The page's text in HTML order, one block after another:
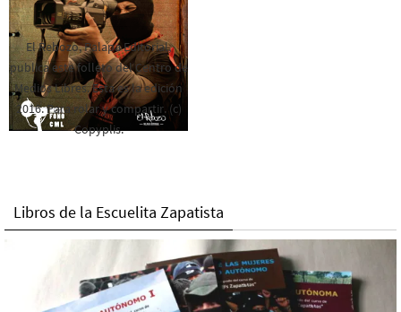
El Rebozo, Palapa Editorial,
publica este folleto del Centro de
Medios Libres. Esta es la edición
2016. Para rolar y compartir. (c)
Copyplis.
Libros de la Escuelita Zapatista